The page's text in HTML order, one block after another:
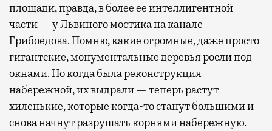
площади, правда, в более ее интеллигентной
части — у Львиного мостика на канале
Грибоедова. Помню, какие огромные, даже просто
гигантские, монументальные деревья росли под
окнами. Но когда была реконструкция
набережной, их выдрали — теперь растут
хиленькие, которые когда-то станут большими и
снова начнут разрушать корнями набережную.